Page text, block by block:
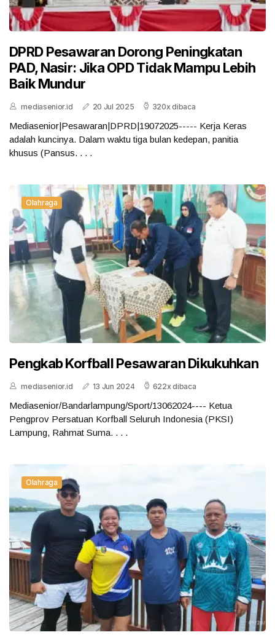
DPRD Pesawaran Dorong Peningkatan
PAD, Nasir: Jika OPD Tidak Mampu Lebih
Baik Mundur
mediasenior.id 20 Jul 2025 320x dibaca
Mediasenior|Pesawaran|DPRD|19072025----- Kerja Keras
adalah kuncinya. Dalam waktu tiga bulan kedepan, panitia
khusus (Pansus. . . .
Olahraga
Pengkab Korfball Pesawaran Dikukuhkan
mediasenior.id 13 Jun 2024 622x dibaca
Mediasenior/Bandarlampung/Sport/13062024---- Ketua
Pengprov Persatuan Korfball Seluruh Indonesia (PKSI)
Lampung, Rahmat Suma. . . .
Olahraga